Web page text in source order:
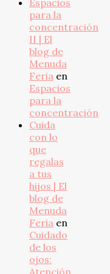
para la
concentración
II | El
blog de
Menuda
Feria en
Espacios
para la
concentración
Cuida
con lo
que
regalas
a tus
hijos | El
blog de
Menuda
Feria en
Cuidado
de los
ojos:
Atención